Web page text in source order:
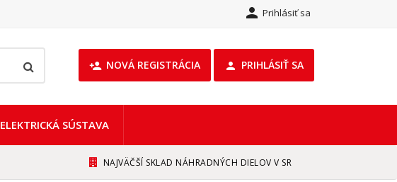
 Prihlásiť sa
person_add NOVÁ REGISTRÁCIA  PRIHLÁSIŤ SA
ELEKTRICKÁ SÚSTAVA
NAJVÄČŠÍ SKLAD NÁHRADNÝCH DIELOV V SR